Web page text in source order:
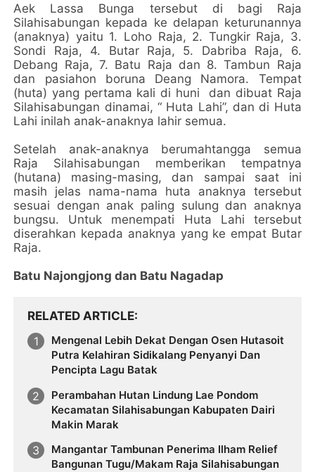
Aek Lassa Bunga tersebut di bagi Raja
Silahisabungan kepada ke delapan keturunannya
(anaknya) yaitu 1. Loho Raja, 2. Tungkir Raja, 3.
Sondi Raja, 4. Butar Raja, 5. Dabriba Raja, 6.
Debang Raja, 7. Batu Raja dan 8. Tambun Raja
dan pasiahon boruna Deang Namora. Tempat
(huta) yang pertama kali di huni
dan dibuat Raja
Silahisabungan dinamai, “ Huta Lahi”, dan di Huta
Lahi inilah anak-anaknya lahir semua.
Setelah anak-anaknya berumahtangga semua
Raja Silahisabungan memberikan tempatnya
(hutana) masing-masing, dan sampai saat ini
masih jelas nama-nama huta anaknya tersebut
sesuai dengan anak paling sulung dan anaknya
bungsu. Untuk menempati Huta Lahi tersebut
diserahkan kepada anaknya yang ke empat Butar
Raja.
Batu Najongjong dan Batu Nagadap
RELATED ARTICLE
Mengenal Lebih Dekat Dengan Osen Hutasoit
Putra Kelahiran Sidikalang Penyanyi Dan
Pencipta Lagu Batak
Perambahan Hutan Lindung Lae Pondom
Kecamatan Silahisabungan Kabupaten Dairi
Makin Marak
Mangantar Tambunan Penerima Ilham Relief
Bangunan Tugu/Makam Raja Silahisabungan